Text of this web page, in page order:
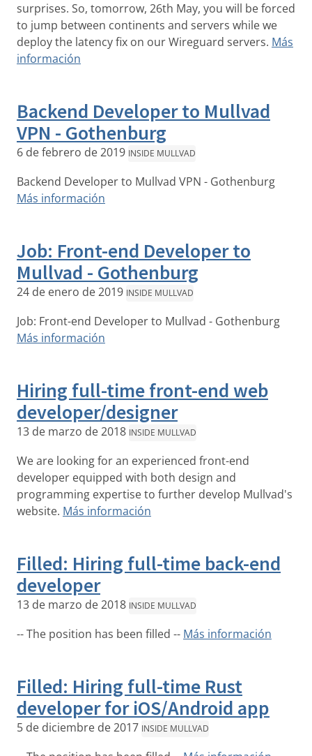
surprises. So, tomorrow, 26th May, you will be forced
to jump between continents and servers while we
deploy the latency fix on our Wireguard servers. Más
información
Backend Developer to Mullvad
VPN - Gothenburg
6 de febrero de 2019 INSIDE MULLVAD
Backend Developer to Mullvad VPN - Gothenburg
Más información
Job: Front-end Developer to
Mullvad - Gothenburg
24 de enero de 2019 INSIDE MULLVAD
Job: Front-end Developer to Mullvad - Gothenburg
Más información
Hiring full-time front-end web
developer/designer
13 de marzo de 2018 INSIDE MULLVAD
We are looking for an experienced front-end
developer equipped with both design and
programming expertise to further develop Mullvad's
website. Más información
Filled: Hiring full-time back-end
developer
13 de marzo de 2018 INSIDE MULLVAD
-- The position has been filled -- Más información
Filled: Hiring full-time Rust
developer for iOS/Android app
5 de diciembre de 2017 INSIDE MULLVAD